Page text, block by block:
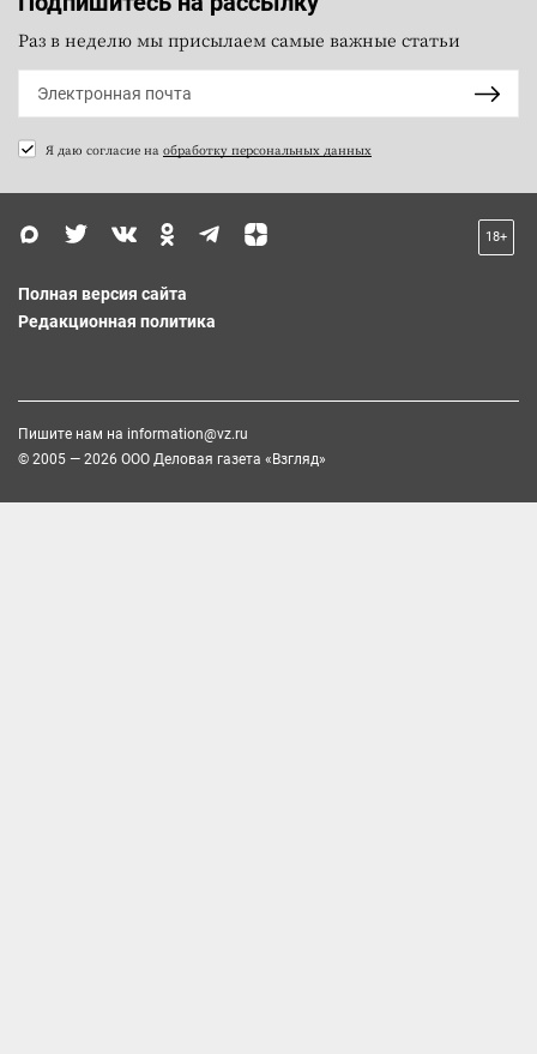
Раз в неделю мы присылаем самые важные статьи
Я даю согласие на обработку персональных данных
18+
Полная версия сайта
Редакционная политика
Пишите нам на information@vz.ru
© 2005 — 2026 ООО Деловая газета «Взгляд»